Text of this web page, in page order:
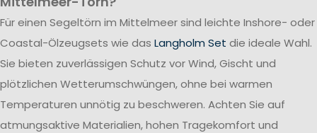
Für einen Segeltörn im Mittelmeer sind leichte Inshore- oder
Coastal-Ölzeugsets wie das Langholm Set die ideale Wahl.
Sie bieten zuverlässigen Schutz vor Wind, Gischt und
plötzlichen Wetterumschwüngen, ohne bei warmen
Temperaturen unnötig zu beschweren. Achten Sie auf
atmungsaktive Materialien, hohen Tragekomfort und